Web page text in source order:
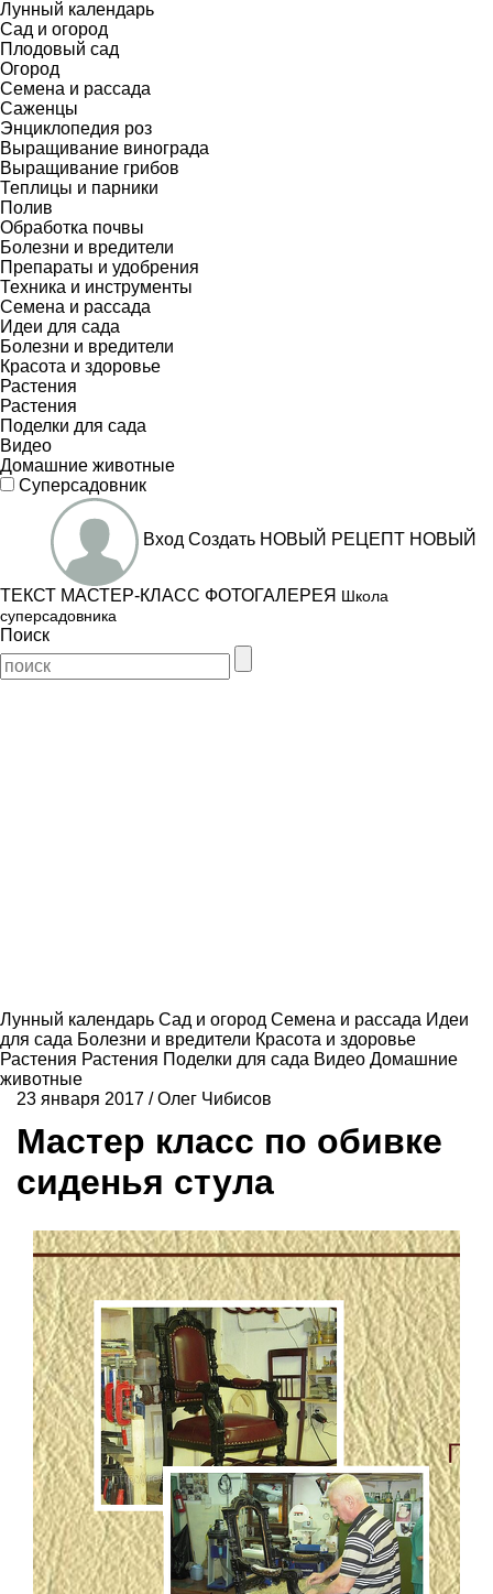
Лунный календарь
Сад и огород
Плодовый сад
Огород
Семена и рассада
Саженцы
Энциклопедия роз
Выращивание винограда
Выращивание грибов
Теплицы и парники
Полив
Обработка почвы
Болезни и вредители
Препараты и удобрения
Техника и инструменты
Семена и рассада
Идеи для сада
Болезни и вредители
Красота и здоровье
Растения
Растения
Поделки для сада
Видео
Домашние животные
Суперсадовник
Вход Создать НОВЫЙ РЕЦЕПТ НОВЫЙ
ТЕКСТ МАСТЕР-КЛАСС ФОТОГАЛЕРЕЯ Школа
суперсадовника
Поиск
Лунный календарь Сад и огород Семена и рассада Идеи
для сада Болезни и вредители Красота и здоровье
Растения Растения Поделки для сада Видео Домашние
животные
23 января 2017 /Олег Чибисов
Мастер класс по обивке
сиденья стула